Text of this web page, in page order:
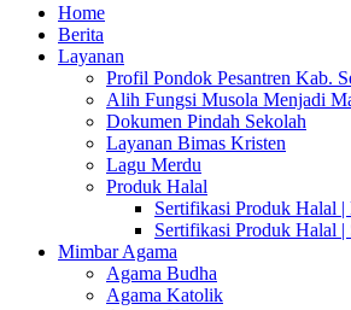
Home
Berita
Layanan
Profil Pondok Pesantren Kab.
Alih Fungsi Musola Menjadi
Dokumen Pindah Sekolah
Layanan Bimas Kristen
Lagu Merdu
Produk Halal
Sertifikasi Produk Halal |
Sertifikasi Produk Halal |
Mimbar Agama
Agama Budha
Agama Katolik